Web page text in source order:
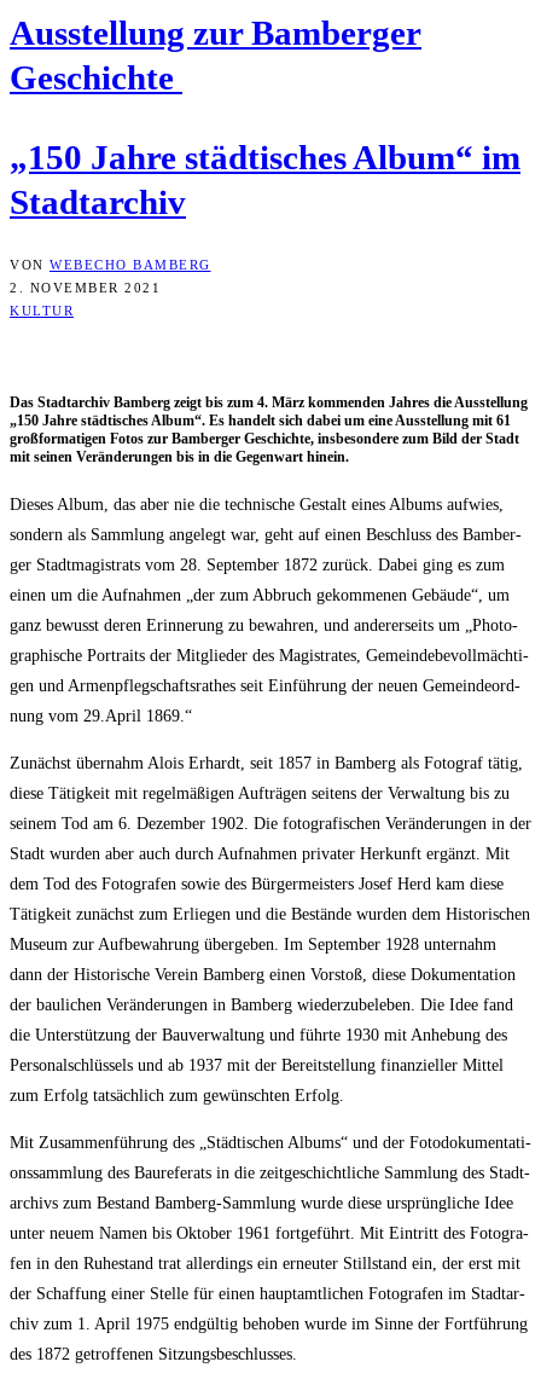
Aus­stel­lung zur Bam­ber­ger
Geschichte
„150 Jah­re städ­ti­sches Album“ im
Stadtarchiv
VON WEBECHO BAMBERG
2. NOVEMBER 2021
KULTUR
Das Stadt­ar­chiv Bam­berg zeigt bis zum 4. März kom­men­den Jah­res die Aus­stel­lung
„150 Jah­re städ­ti­sches Album“. Es han­delt sich dabei um eine Aus­stel­lung mit 61
groß­for­ma­ti­gen Fotos zur Bam­ber­ger Geschich­te, ins­be­son­de­re zum Bild der Stadt
mit sei­nen Ver­än­de­run­gen bis in die Gegen­wart hinein.
Die­ses Album, das aber nie die tech­ni­sche Gestalt eines Albums auf­wies,
son­dern als Samm­lung ange­legt war, geht auf einen Beschluss des Bam­ber­
ger Stadt­ma­gis­trats vom 28. Sep­tem­ber 1872 zurück. Dabei ging es zum
einen um die Auf­nah­men „der zum Abbruch gekom­me­nen Gebäu­de“, um
ganz bewusst deren Erin­ne­rung zu bewah­ren, und ande­rer­seits um „Pho­to­
gra­phi­sche Por­traits der Mit­glie­der des Magis­tra­tes, Gemein­de­be­voll­mäch­ti­
gen und Armen­pfleg­schafts­ra­thes seit Ein­füh­rung der neu­en Gemein­de­ord­
nung vom 29.April 1869.“
Zunächst über­nahm Alo­is Erhardt, seit 1857 in Bam­berg als Foto­graf tätig,
die­se Tätig­keit mit regel­mä­ßi­gen Auf­trä­gen sei­tens der Ver­wal­tung bis zu
sei­nem Tod am 6. Dezem­ber 1902. Die foto­gra­fi­schen Ver­än­de­run­gen in der
Stadt wur­den aber auch durch Auf­nah­men pri­va­ter Her­kunft ergänzt. Mit
dem Tod des Foto­gra­fen sowie des Bür­ger­meis­ters Josef Herd kam die­se
Tätig­keit zunächst zum Erlie­gen und die Bestän­de wur­den dem His­to­ri­schen
Muse­um zur Auf­be­wah­rung über­ge­ben. Im Sep­tem­ber 1928 unter­nahm
dann der His­to­ri­sche Ver­ein Bam­berg einen Vor­stoß, die­se Doku­men­ta­ti­on
der bau­li­chen Ver­än­de­run­gen in Bam­berg wie­der­zu­be­le­ben. Die Idee fand
die Unter­stüt­zung der Bau­ver­wal­tung und führ­te 1930 mit Anhe­bung des
Per­so­nal­schlüs­sels und ab 1937 mit der Bereit­stel­lung finan­zi­el­ler Mit­tel
zum Erfolg tat­säch­lich zum gewünsch­ten Erfolg.
Mit Zusam­men­füh­rung des „Städ­ti­schen Albums“ und der Foto­do­ku­men­ta­ti­
ons­samm­lung des Bau­re­fe­rats in die zeit­ge­schicht­li­che Samm­lung des Stadt­
ar­chivs zum Bestand Bam­berg-Samm­lung wur­de die­se ursprüng­li­che Idee
unter neu­em Namen bis Okto­ber 1961 fort­ge­führt. Mit Ein­tritt des Foto­gra­
fen in den Ruhe­stand trat aller­dings ein erneu­ter Still­stand ein, der erst mit
der Schaf­fung einer Stel­le für einen haupt­amt­li­chen Foto­gra­fen im Stadt­ar­
chiv zum 1. April 1975 end­gül­tig beho­ben wur­de im Sin­ne der Fort­füh­rung
des 1872 getrof­fe­nen Sitzungsbeschlusses.